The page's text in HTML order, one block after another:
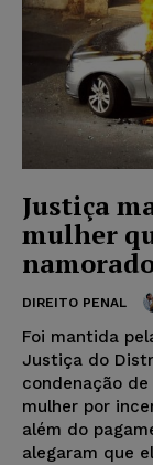
Justiça
mulher
DIREITO PENAL
Foi mantida
Justiça do
condenação
mulher por
além do pagamento de
alegaram que